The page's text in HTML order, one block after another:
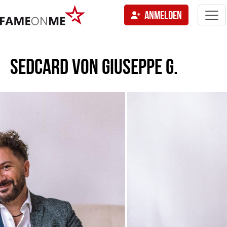
ANMELDEN
SEDCARD VONGIUSEPPE G.